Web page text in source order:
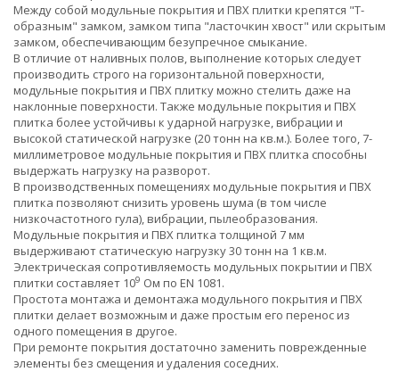
Между собой модульные покрытия и ПВХ плитки крепятся "Т-
образным" замком, замком типа "ласточкин хвост" или скрытым
замком, обеспечивающим безупречное смыкание.
В отличие от наливных полов, выполнение которых следует
производить строго на горизонтальной поверхности,
модульные покрытия и ПВХ плитку можно стелить даже на
наклонные поверхности. Также модульные покрытия и ПВХ
плитка более устойчивы к ударной нагрузке, вибрации и
высокой статической нагрузке (20 тонн на кв.м.). Более того, 7-
миллиметровое модульные покрытия и ПВХ плитка способны
выдержать нагрузку на разворот.
В производственных помещениях модульные покрытия и ПВХ
плитка позволяют снизить уровень шума (в том числе
низкочастотного гула), вибрации, пылеобразования.
Модульные покрытия и ПВХ плитка толщиной 7 мм
выдерживают статическую нагрузку 30 тонн на 1 кв.м.
Электрическая сопротивляемость модульных покрытии и ПВХ
плитки составляет 109 Ом по EN 1081.
Простота монтажа и демонтажа модульного покрытия и ПВХ
плитки делает возможным и даже простым его перенос из
одного помещения в другое.
При ремонте покрытия достаточно заменить поврежденные
элементы без смещения и удаления соседних.